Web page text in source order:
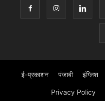
ई-प्रकाशन पंजाबी इंग्लिश
Privacy Policy